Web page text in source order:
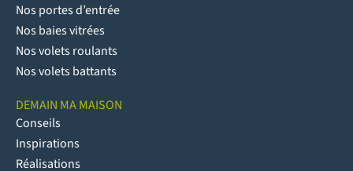
Nos portes d’entrée
Nos baies vitrées
Nos volets roulants
Nos volets battants
DEMAIN MA MAISON
Conseils
Inspirations
Réalisations